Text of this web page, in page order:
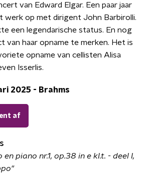
van Edward Elgar. Een paar jaar
werk op met dirigent John Barbirolli.
een legendarische status. En nog
van haar opname te merken. Het is
opname van cellisten Alisa
Isserlis.
2025 - Brahms
af
piano nr.1, op.38 in e kl.t. - deel I,